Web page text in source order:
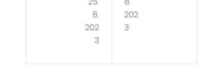
vé
do
bro
8.
202
3
trá
vní
202
3